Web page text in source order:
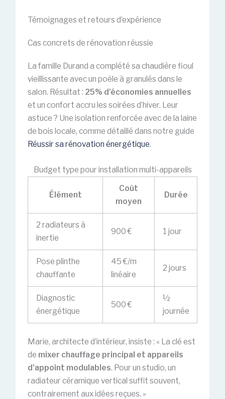
Témoignages et retours d’expérience
Cas concrets de rénovation réussie
La famille Durand a complété sa chaudière fioul
vieillissante avec un poêle à granulés dans le
salon. Résultat : 25% d’économies annuelles
et un confort accru les soirées d’hiver. Leur
astuce ? Une isolation renforcée avec de la laine
de bois locale, comme détaillé dans notre guide
Réussir sa rénovation énergétique.
Budget type pour installation multi-appareils
Élément
Coût
moyen
Durée
2 radiateurs à
inertie
900 € 1 jour
Pose plinthe
chauffante
45 €/m
linéaire
2 jours
Diagnostic
énergétique
500 €
½
journée
Marie, architecte d’intérieur, insiste : « La clé est
de mixer chauffage principal et appareils
d’appoint modulables. Pour un studio, un
radiateur céramique vertical suffit souvent,
contrairement aux idées reçues. »